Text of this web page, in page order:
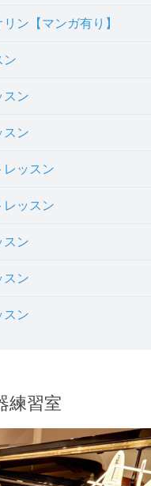
ン【マンガ有り】
ン
スン
スン
レッスン
レッスン
スン
スン
スン
練習室